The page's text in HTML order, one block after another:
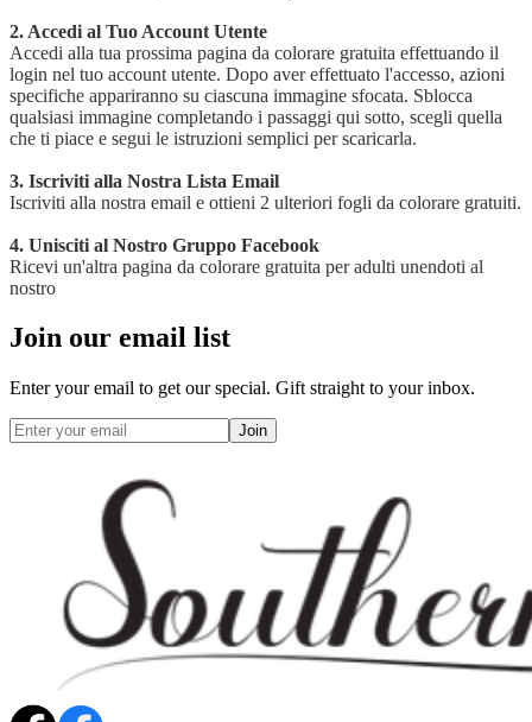
2. Accedi al Tuo Account Utente
Accedi alla tua prossima pagina da colorare gratuita effettuando il
login nel tuo account utente. Dopo aver effettuato l'accesso, azioni
specifiche appariranno su ciascuna immagine sfocata. Sblocca
qualsiasi immagine completando i passaggi qui sotto, scegli quella
che ti piace e segui le istruzioni semplici per scaricarla.
3. Iscriviti alla Nostra Lista Email
Iscriviti alla nostra email e ottieni 2 ulteriori fogli da colorare gratuiti.
4. Unisciti al Nostro Gruppo Facebook
Ricevi un'altra pagina da colorare gratuita per adulti unendoti al
nostro
Join our email list
Enter your email to get our special. Gift straight to your inbox.
Join